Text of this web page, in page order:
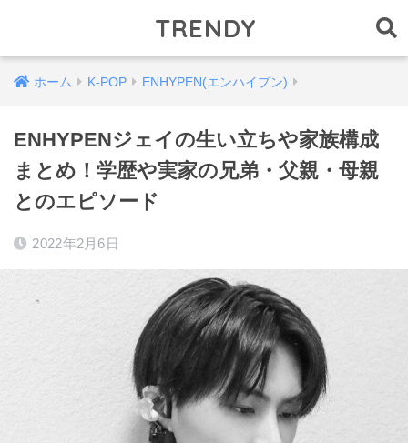
TRENDY
ホーム K-POP ENHYPEN(エンハイプン)
ENHYPENジェイの生い立ちや家族構成
まとめ！学歴や実家の兄弟・父親・母親
とのエピソード
2022年2月6日